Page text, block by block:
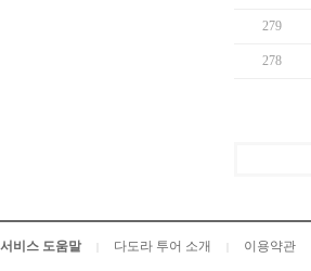
279
278
서비스 도움말 다도라 투어 소개 이용약관